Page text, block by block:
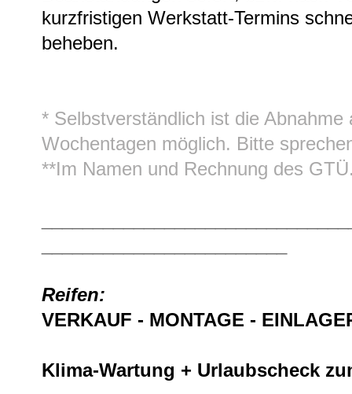
kurzfristigen Werkstatt-Termins
beheben.
* Selbstverständlich ist die Abnahme
Wochentagen möglich. Bitte
**Im Namen und Rechnung des
Reifen:
VERKAUF - MONTAGE -
Klima-Wartung + Urlaubscheck